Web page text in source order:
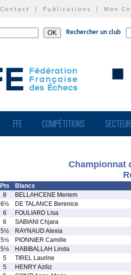
Contact | Publications | Mon
Rechercher un club
FFE COMPÉTITIONS
Championnat
Pts
Blancs
8
BELLAHCENE Meriem
6½
DE TALANCE Berenice
6
FOULIARD Lisa
6
SABIANI Chjara
5½
RAYNAUD Alexia
5½
PIONNIER Camille
5½
HABIBALLAH Linda
5
TIREL Laurine
5
HENRY Aziliz